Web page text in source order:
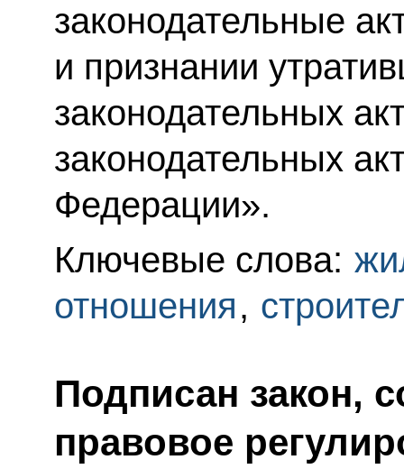
законодательные
и признании
законодательных
законодательных
Федерации».
Ключевые слова:
отношения,
Подписан закон,
правовое